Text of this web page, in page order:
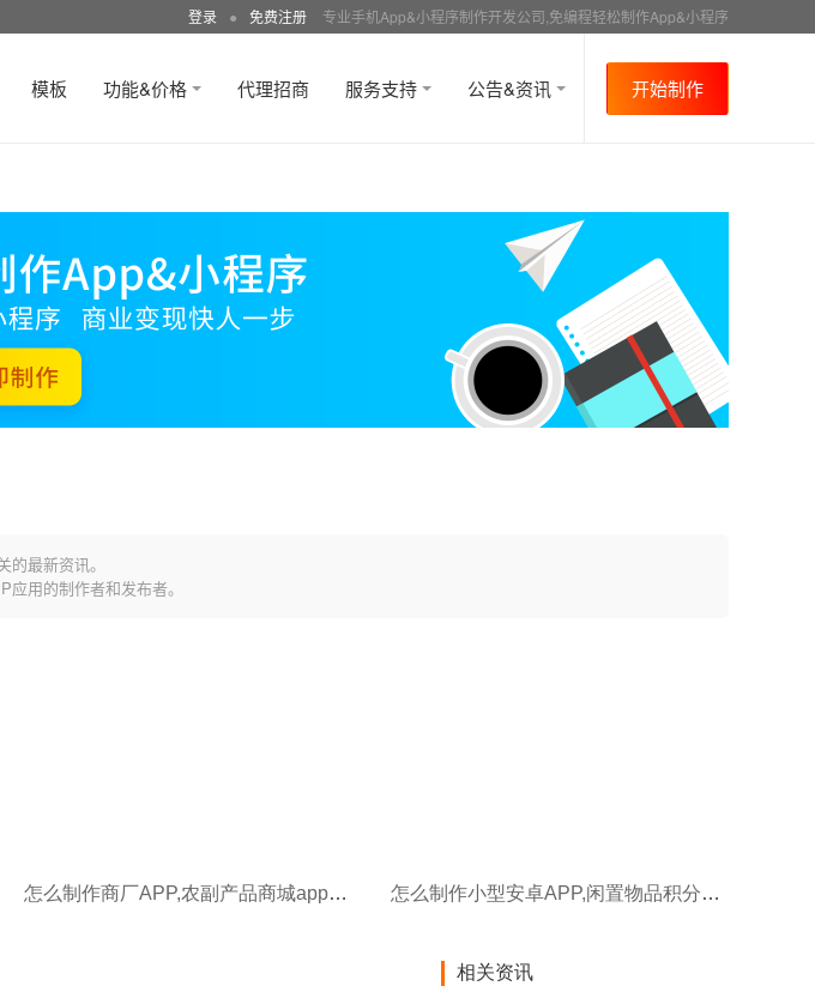
登录 ● 免费注册 专业手机App&小程序制作开发公司,免编程轻松制作App&小程序
模板 功能&价格 代理招商 服务支持 公告&资讯 开始制作
最新资讯。
用的制作者和发布者。
怎么制作商厂APP,农副产品商城app开发公司 怎么制作小型安卓APP,闲置物品积分APP开发
相关资讯